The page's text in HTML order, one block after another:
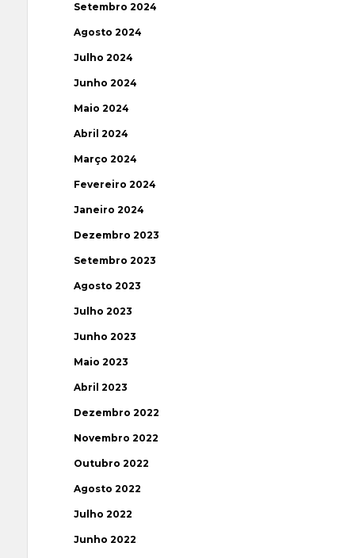
Setembro 2024
Agosto 2024
Julho 2024
Junho 2024
Maio 2024
Abril 2024
Março 2024
Fevereiro 2024
Janeiro 2024
Dezembro 2023
Setembro 2023
Agosto 2023
Julho 2023
Junho 2023
Maio 2023
Abril 2023
Dezembro 2022
Novembro 2022
Outubro 2022
Agosto 2022
Julho 2022
Junho 2022